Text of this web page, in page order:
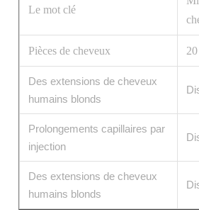
Le mot clé
Pièces de cheveux
Des extensions de cheveux
humains blonds
Prolongements capillaires par
injection
Des extensions de cheveux
humains blonds